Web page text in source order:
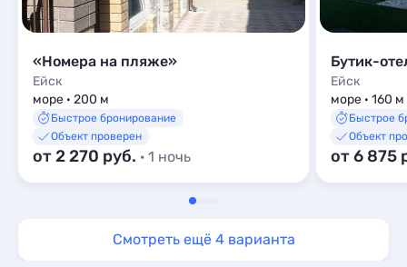
«Номера на пляже»
Ейск
море · 200 м
Быстрое бронирование
Объект проверен
от 2 270 руб. · 1 ночь
Бутик-
Ейск
море · 160 м
Быстрое
Объект
от 6 875
Смотреть ещё 4 варианта